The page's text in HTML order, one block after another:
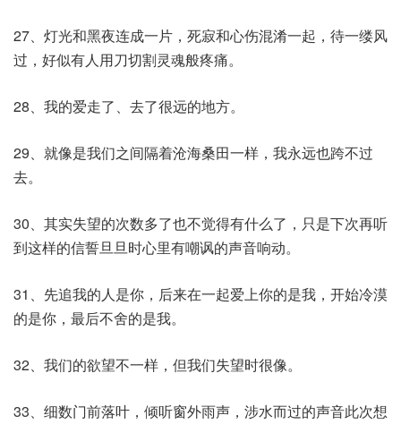
27、灯光和黑夜连成一片，死寂和心伤混淆一起，待一缕风
过，好似有人用刀切割灵魂般疼痛。
28、我的爱走了、去了很远的地方。
29、就像是我们之间隔着沧海桑田一样，我永远也跨不过
去。
30、其实失望的次数多了也不觉得有什么了，只是下次再听
到这样的信誓旦旦时心里有嘲讽的声音响动。
31、先追我的人是你，后来在一起爱上你的是我，开始冷漠
的是你，最后不舍的是我。
32、我们的欲望不一样，但我们失望时很像。
33、细数门前落叶，倾听窗外雨声，涉水而过的声音此次想